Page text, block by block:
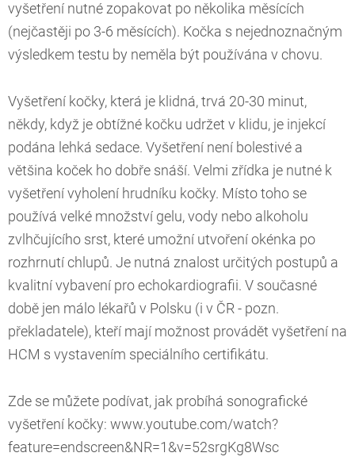
vyšetření nutné zopakovat po několika měsících
(nejčastěji po 3-6 měsících). Kočka s nejednoznačným
výsledkem testu by neměla být používána v chovu.
Vyšetření kočky, která je klidná, trvá 20-30 minut,
někdy, když je obtížné kočku udržet v klidu, je injekcí
podána lehká sedace. Vyšetření není bolestivé a
většina koček ho dobře snáší. Velmi zřídka je nutné k
vyšetření vyholení hrudníku kočky. Místo toho se
používá velké množství gelu, vody nebo alkoholu
zvlhčujícího srst, které umožní utvoření okénka po
rozhrnutí chlupů. Je nutná znalost určitých postupů a
kvalitní vybavení pro echokardiografii. V současné
době jen málo lékařů v Polsku (i v ČR - pozn.
překladatele), kteří mají možnost provádět vyšetření na
HCM s vystavením speciálního certifikátu.
Zde se můžete podívat, jak probíhá sonografické
vyšetření kočky: www.youtube.com/watch?
feature=endscreen&NR=1&v=52srgKg8Wsc